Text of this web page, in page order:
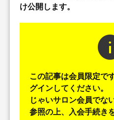
け公開します。
この記事は会員限定で
グインしてください。
じゃいサロン会員でな
参照の上、入会手続き